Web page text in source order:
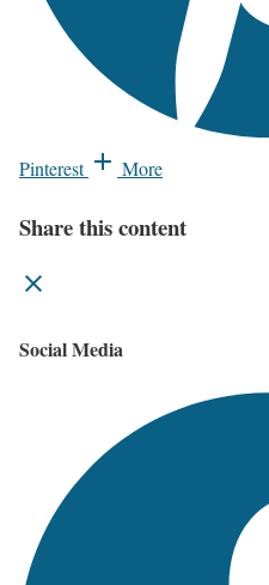
Pinterest More
Share this content
Social Media